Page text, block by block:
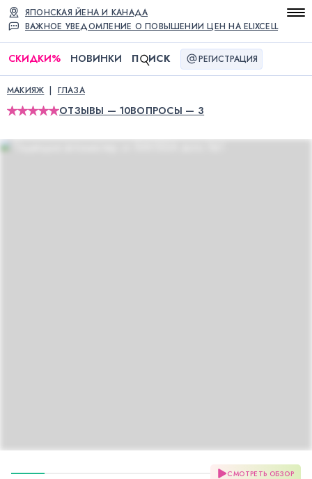
ВАЖНОЕ УВЕДОМЛЕНИЕ О ПОВЫШЕНИИ ЦЕН НА ELIXCELL
ЯПОНСКАЯ ЙЕНА И КАНАДА
СКИДКИ% НОВИНКИ П ИСК РЕГИСТРАЦИЯ
МАКИЯЖ ГЛАЗА
ОТЗЫВЫ — 10ВОПРОСЫ — 3
СМОТРЕТЬ ОБЗОР